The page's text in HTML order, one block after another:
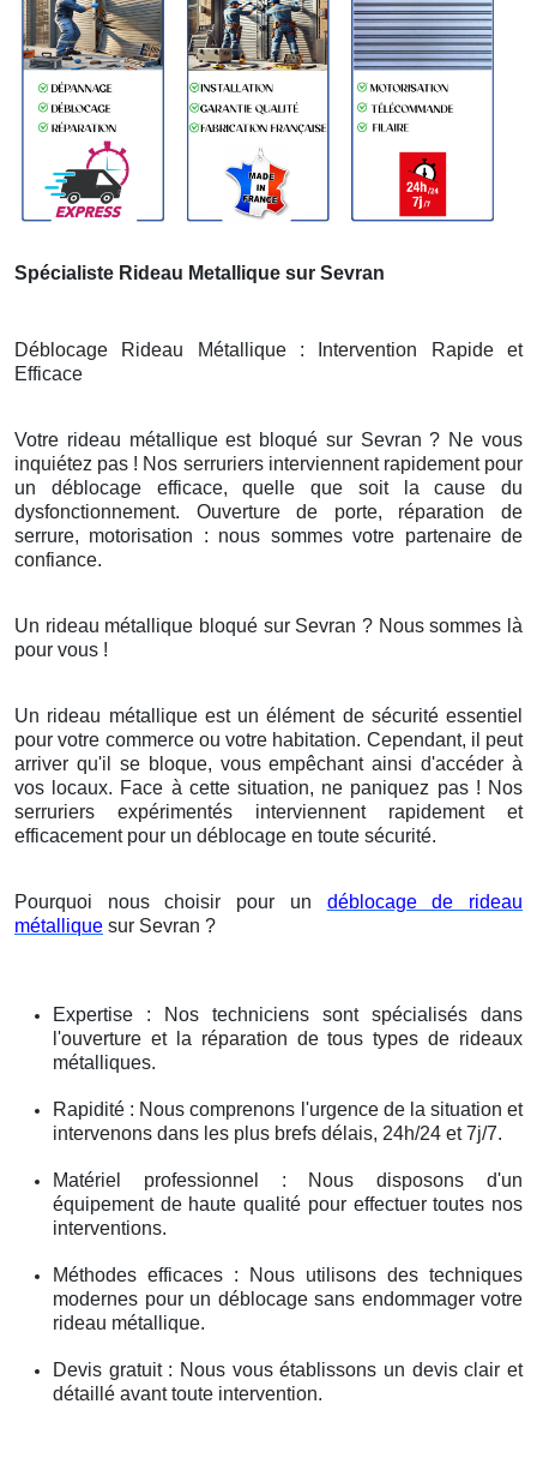
Spécialiste Rideau Metallique sur Sevran
Déblocage Rideau Métallique : Intervention Rapide et
Efficace
Votre rideau métallique est bloqué sur Sevran ? Ne vous
inquiétez pas ! Nos serruriers interviennent rapidement pour
un déblocage efficace, quelle que soit la cause du
dysfonctionnement. Ouverture de porte, réparation de
serrure, motorisation : nous sommes votre partenaire de
confiance.
Un rideau métallique bloqué sur Sevran ? Nous sommes là
pour vous !
Un rideau métallique est un élément de sécurité essentiel
pour votre commerce ou votre habitation. Cependant, il peut
arriver qu'il se bloque, vous empêchant ainsi d'accéder à
vos locaux. Face à cette situation, ne paniquez pas ! Nos
serruriers expérimentés interviennent rapidement et
efficacement pour un déblocage en toute sécurité.
Pourquoi nous choisir pour un déblocage de rideau
métallique sur Sevran ?
Expertise : Nos techniciens sont spécialisés dans
l'ouverture et la réparation de tous types de rideaux
métalliques.
Rapidité : Nous comprenons l'urgence de la situation et
intervenons dans les plus brefs délais, 24h/24 et 7j/7.
Matériel professionnel : Nous disposons d'un
équipement de haute qualité pour effectuer toutes nos
interventions.
Méthodes efficaces : Nous utilisons des techniques
modernes pour un déblocage sans endommager votre
rideau métallique.
Devis gratuit : Nous vous établissons un devis clair et
détaillé avant toute intervention.